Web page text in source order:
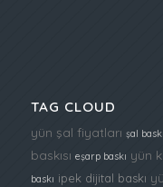
TAG CLOUD
yün şal fiyatları şal
baskısı eşarp baskı yün
baskı ipek dijital baskı